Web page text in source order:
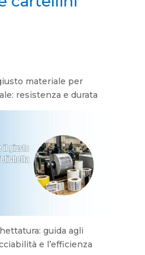
materiale per
resistenza e durata
guida agli
e l’efficienza